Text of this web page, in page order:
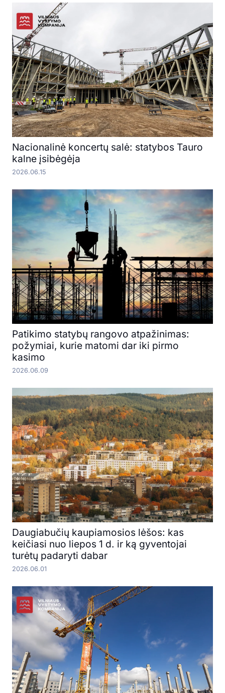
Nacionalinė koncertų salė: statybos Tauro
kalne įsibėgėja
2026.06.15
Patikimo statybų rangovo atpažinimas:
požymiai, kurie matomi dar iki pirmo
kasimo
2026.06.09
Daugiabučių kaupiamosios lėšos: kas
keičiasi nuo liepos 1 d. ir ką gyventojai
turėtų padaryti dabar
2026.06.01